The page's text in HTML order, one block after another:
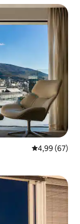
Средна
4,99 (67)